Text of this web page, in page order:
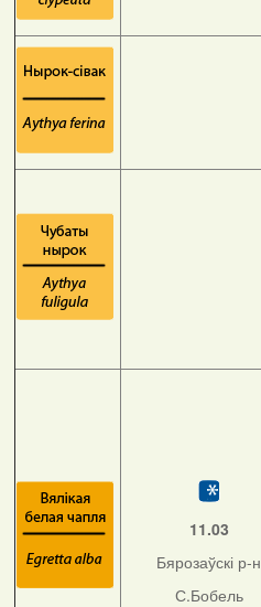
11.03
Бярозаўскі р-н
С.Бобель